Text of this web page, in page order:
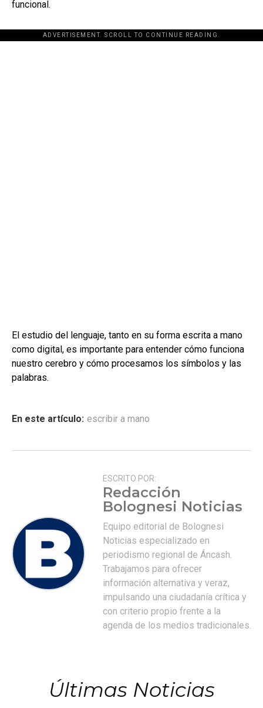
funcional.
ADVERTISEMENT. SCROLL TO CONTINUE READING.
El estudio del lenguaje, tanto en su forma escrita a mano
como digital, es importante para entender cómo funciona
nuestro cerebro y cómo procesamos los símbolos y las
palabras.
En este artículo: escribir a mano
ESCRITO POR:
Redacción
Bolognesi Noticias
Equipo editorial de Bolognesi
Noticias especializado en
periodismo regional de Áncash.
Trabajamos para ofrecer
información alternativa y veraz,
impulsando una ciudadanía crítica y
con criterio propio frente a la
agenda de los medios tradicionales.
Últimas Noticias